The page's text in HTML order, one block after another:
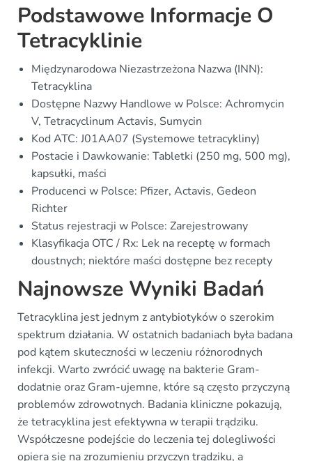
Podstawowe Informacje O
Tetracyklinie
Międzynarodowa Niezastrzeżona Nazwa (INN):
Tetracyklina
Dostępne Nazwy Handlowe w Polsce: Achromycin
V, Tetracyclinum Actavis, Sumycin
Kod ATC: J01AA07 (Systemowe tetracykliny)
Postacie i Dawkowanie: Tabletki (250 mg, 500 mg),
kapsułki, maści
Producenci w Polsce: Pfizer, Actavis, Gedeon
Richter
Status rejestracji w Polsce: Zarejestrowany
Klasyfikacja OTC / Rx: Lek na receptę w formach
doustnych; niektóre maści dostępne bez recepty
Najnowsze Wyniki Badań
Tetracyklina jest jednym z antybiotyków o szerokim
spektrum działania. W ostatnich badaniach była badana
pod kątem skuteczności w leczeniu różnorodnych
infekcji. Warto zwrócić uwagę na bakterie Gram-
dodatnie oraz Gram-ujemne, które są często przyczyną
problemów zdrowotnych. Badania kliniczne pokazują,
że tetracyklina jest efektywna w terapii trądziku.
Współczesne podejście do leczenia tej dolegliwości
opiera się na zrozumieniu przyczyn trądziku, a